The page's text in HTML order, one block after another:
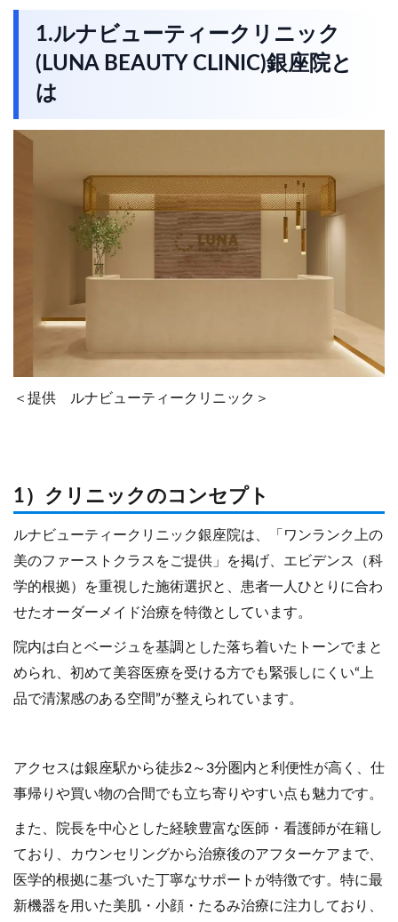
1.ルナビューティークリニック
(LUNA BEAUTY CLINIC)銀座院と
は
＜提供 ルナビューティークリニック＞
1）クリニックのコンセプト
ルナビューティークリニック銀座院は、「ワンランク上の
美のファーストクラスをご提供」を掲げ、エビデンス（科
学的根拠）を重視した施術選択と、患者一人ひとりに合わ
せたオーダーメイド治療を特徴としています。
院内は白とベージュを基調とした落ち着いたトーンでまと
められ、初めて美容医療を受ける方でも緊張しにくい“上
品で清潔感のある空間”が整えられています。
アクセスは銀座駅から徒歩2～3分圏内と利便性が高く、仕
事帰りや買い物の合間でも立ち寄りやすい点も魅力です。
また、院長を中心とした経験豊富な医師・看護師が在籍し
ており、カウンセリングから治療後のアフターケアまで、
医学的根拠に基づいた丁寧なサポートが特徴です。特に最
新機器を用いた美肌・小顔・たるみ治療に注力しており、